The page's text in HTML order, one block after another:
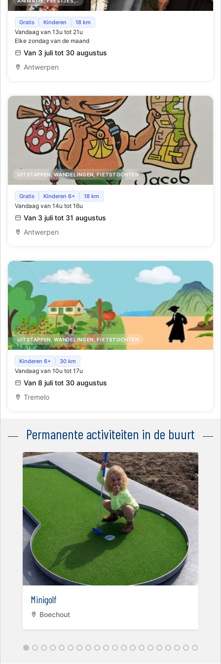
Horta x Veuve Clicquot Rooftop Terrace
Gratis Kinderen 18 km
Vandaag van 13u tot 21u
Elke zondag van de maand
Van 3 juli tot 30 augustus
Antwerpen
UITSTAPPEN, WANDELINGEN, FIETSTOCHTEN
Schat van vlieg zoektocht, heerlijk speurneuzen in de
kerk - zoveel te beleven
Gratis Kinderen 6+ 18 km
Vandaag van 14u tot 16u
Van 3 juli tot 31 augustus
Antwerpen
UITSTAPPEN, WANDELINGEN, FIETSTOCHTEN
Schatten van Vlieg - Damiaan met groene vingers
Kinderen 6+ 30 km
Vandaag van 10u tot 17u
Van 8 juli tot 30 augustus
Tremelo
Permanente activiteiten in de buurt
Minigolf
Boechout